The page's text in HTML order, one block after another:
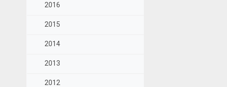
2016
2015
2014
2013
2012